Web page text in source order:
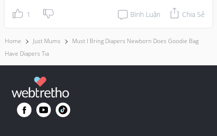
1 Bình Luận Chia Sẻ
Home Just Mums
Must I Bring Diapers Newborn Does Goodie Bag
Have Diapers Tia